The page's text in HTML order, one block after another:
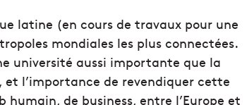
latine (en cours de travaux pour une
mondiales les plus connectées.
université aussi importante que la
l’importance de revendiquer cette
de business, entre l’Europe et